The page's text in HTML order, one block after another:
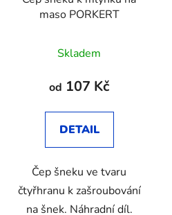
maso PORKERT
hodnocení
produktu
4,5
z
hvězdiček.
Skladem
od 107 Kč
DETAIL
Čep šneku ve tvaru
čtyřhranu k zašroubování
na šnek. Náhradní díl.